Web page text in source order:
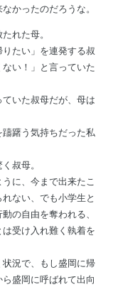
かったのだろうな。
れた母。
たい」を連発する叔
い！」と言っていた
いた叔母だが、母は
躇う気持ちだった私
叔母。
に、今まで出来たこ
ない、でも小学生と
の自由を奪われる、
受け入れ難く執着を
況で、もし盛岡に帰
盛岡に呼ばれて出向